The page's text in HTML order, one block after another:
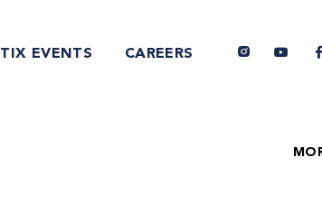
TIX EVENTS CAREERS